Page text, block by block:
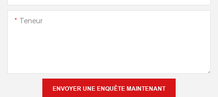
Teneur
ENVOYER UNE ENQUÊTE MAINTENANT